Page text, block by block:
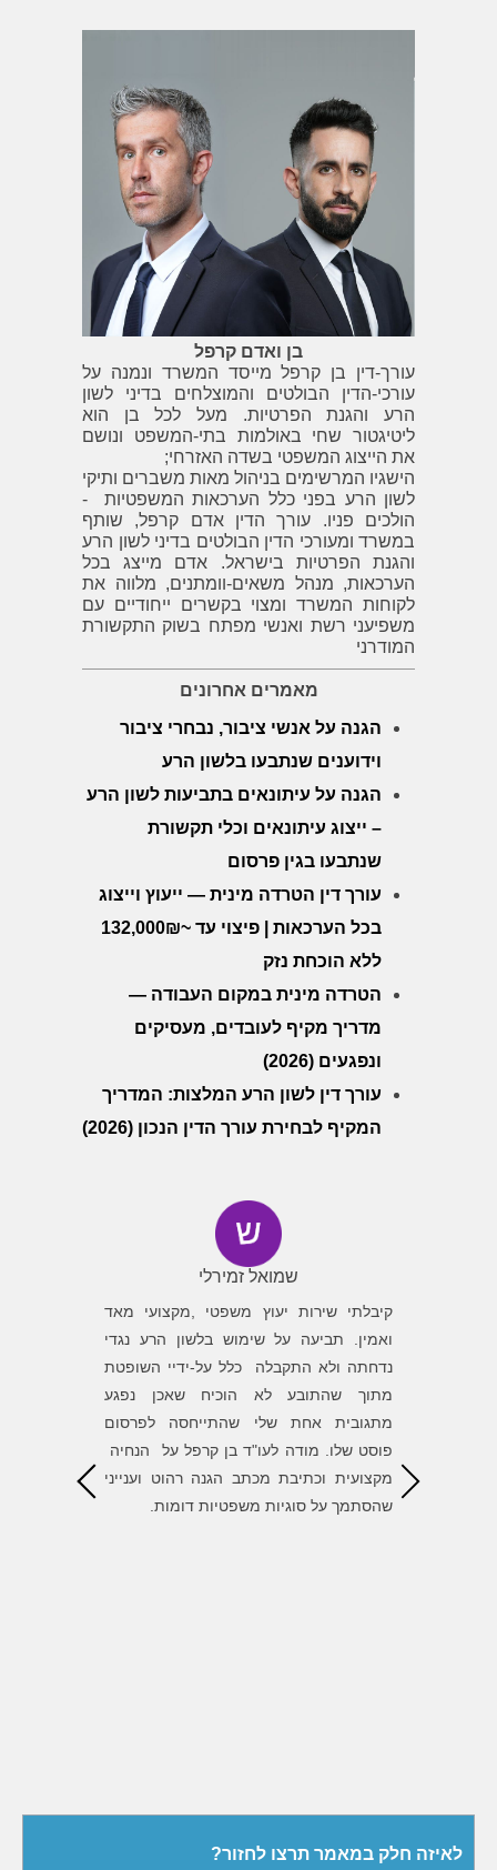
בן ואדם קרפל
עורך-דין בן קרפל מייסד המשרד ונמנה על
עורכי-הדין הבולטים והמוצלחים בדיני לשון
הרע והגנת הפרטיות. מעל לכל בן הוא
ליטיגטור שחי באולמות בתי-המשפט ונושם
את הייצוג המשפטי בשדה האזרחי;
הישגיו המרשימים בניהול מאות משברים ותיקי
לשון הרע בפני כלל הערכאות המשפטיות -
הולכים פניו. עורך הדין אדם קרפל, שותף
במשרד ומעורכי הדין הבולטים בדיני לשון הרע
והגנת הפרטיות בישראל. אדם מייצג בכל
הערכאות, מנהל משאים-וומתנים, מלווה את
לקוחות המשרד ומצוי בקשרים ייחודיים עם
משפיעני רשת ואנשי מפתח בשוק התקשורת
המודרני
מאמרים אחרונים
הגנה על אנשי ציבור, נבחרי ציבור
וידוענים שנתבעו בלשון הרע
הגנה על עיתונאים בתביעות לשון הרע
– ייצוג עיתונאים וכלי תקשורת
שנתבעו בגין פרסום
עורך דין הטרדה מינית — ייעוץ וייצוג
בכל הערכאות | פיצוי עד ~132,000₪
ללא הוכחת נזק
הטרדה מינית במקום העבודה —
מדריך מקיף לעובדים, מעסיקים
ונפגעים (2026)
עורך דין לשון הרע המלצות: המדריך
המקיף לבחירת עורך הדין הנכון (2026)
שמואל זמירלי
קיבלתי שירות יעוץ משפטי ,מקצועי מאד
ואמין. תביעה על שימוש בלשון הרע נגדי
נדחתה ולא התקבלה כלל על-ידיי השופטת
מתוך שהתובע לא הוכיח שאכן נפגע
מתגובית אחת שלי שהתייחסה לפרסום
פוסט שלו. מודה לעו"ד בן קרפל על הנחיה
מקצועית וכתיבת מכתב הגנה רהוט וענייני
שהסתמך על סוגיות משפטיות דומות.
לאיזה חלק במאמר תרצו לחזור?